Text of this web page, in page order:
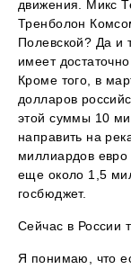
движения. Микс
Тренболон
Полевской? Да и
имеет
Кроме того, в
долларов
этой суммы 10
направить на
миллиардов
еще около 1,5
госбюджет.
Сейчас в России
Я понимаю, что